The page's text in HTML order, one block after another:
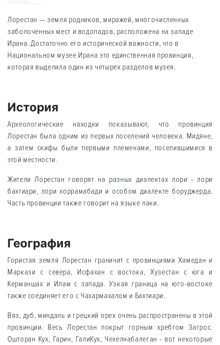
Лорестан — земля родников, миражей, многочисленных
заболоченных мест и водопадов, расположена на западе
Ирана. Достаточно его исторической важности, что в
Национальном музее Ирана это единственная провинция,
которая выделила один из четырех разделов музея.
История
Археологические находки показывают, что провинция
Лорестан была одним из первых поселений человека. Мидяне,
а затем скифы были первыми племенами, поселившимися в
этой местности.
Жители Лорестан говорят на разных диалектах лори - лори
бахтиари, лори хоррамабади и особом диалекте боруджерда.
Часть провинции также говорит на языке лаки.
География
Гористая земля Лорестан граничит с провинциями Хамeдан и
Маркази с севера, Исфахан с востока, Хузестан с юга и
Керманшах и Илам с запада. Узкая граница на юго-востоке
также соединяет его с Чахармахалом и Бахтиари.
Вяз, дуб, миндаль и грецкий орех очень распространены в этой
провинции. Весь Лорестан покрыт горным хребтом Загрос.
Ошторан Кух, Гарин, ГалиКух, Чехeлнабалeган - вот некоторые